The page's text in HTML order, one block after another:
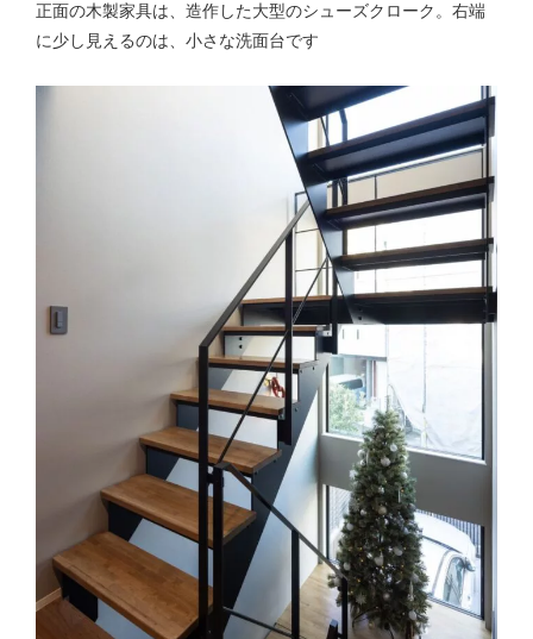
正面の木製家具は、造作した大型のシューズクローク。右端
に少し見えるのは、小さな洗面台です